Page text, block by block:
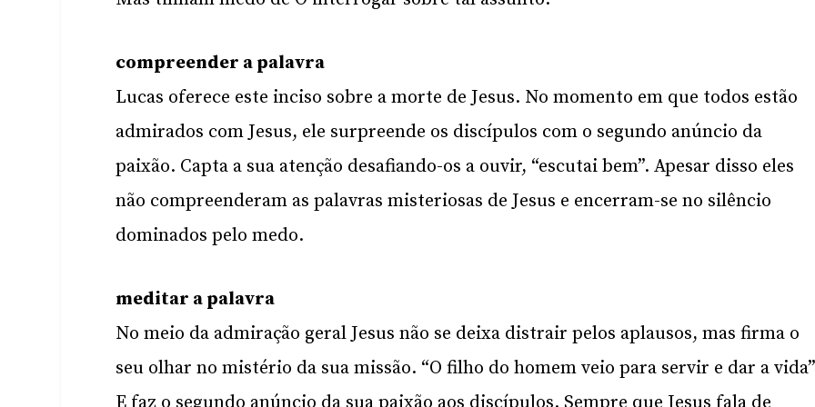
compreender a palavra
Lucas oferece este inciso sobre a morte de Jesus. No momento em que todos estão
admirados com Jesus, ele surpreende os discípulos com o segundo anúncio da
paixão. Capta a sua atenção desafiando-os a ouvir, “escutai bem”. Apesar disso eles
não compreenderam as palavras misteriosas de Jesus e encerram-se no silêncio
dominados pelo medo.
meditar a palavra
No meio da admiração geral Jesus não se deixa distrair pelos aplausos, mas firma o
seu olhar no mistério da sua missão. “O filho do homem veio para servir e dar a